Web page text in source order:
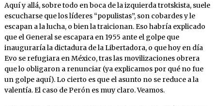
Aquí y allá, sobre todo en boca de la izquierda trotskista, suele
escucharse que los líderes “populistas”, son cobardes y le
escapan a la lucha, o bien la traicionan. Eso habría explicado
que el General se escapara en 1955 ante el golpe que
inauguraría la dictadura de la Libertadora, o que hoy en día
Evo se refugiara en México, tras las movilizaciones obrera
que lo obligaron a renunciar (ya explicamos por qué no fue
un golpe aquí). Lo cierto es que el asunto no se reduce a la
valentía. El caso de Perón es muy claro. Veamos.